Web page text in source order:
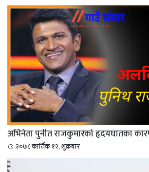
अभिनेता पुनीत राजकुमारको हृदयघातका
२०७८ कार्तिक १२, शुक्रबार